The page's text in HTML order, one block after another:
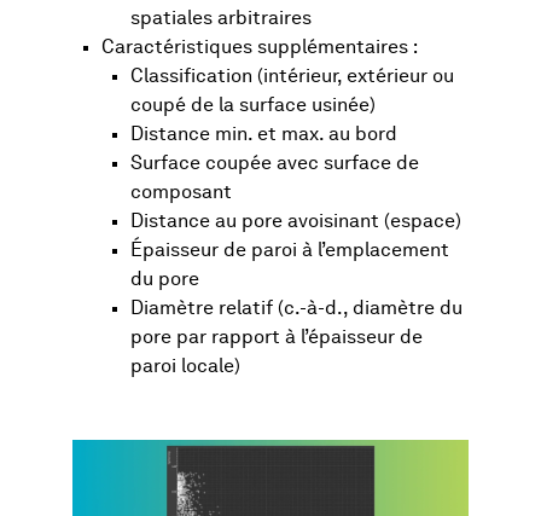
spatiales arbitraires
Caractéristiques supplémentaires :
Classification (intérieur, extérieur ou
coupé de la surface usinée)
Distance min. et max. au bord
Surface coupée avec surface de
composant
Distance au pore avoisinant (espace)
Épaisseur de paroi à l’emplacement
du pore
Diamètre relatif (c.-à-d., diamètre du
pore par rapport à l’épaisseur de
paroi locale)